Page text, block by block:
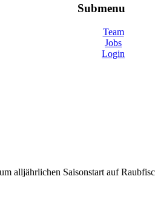
Submenu
Team
Jobs
Login
alljährlichen Saisonstart auf